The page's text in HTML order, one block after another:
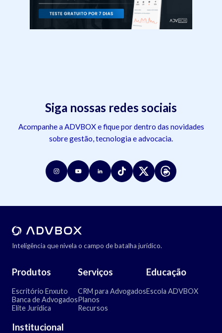
Siga nossas redes sociais
Acompanhe a ADVBOX e fique por dentro das novidades
sobre gestão, tecnologia e advocacia.
Inteligência que nivela o campo de batalha jurídico.
Produtos
Escritório Enxuto
Banca de Advogados
Elite Jurídica
Serviços
CRM para Advogados
Planos
Recursos
Educação
Escola ADVBOX
Institucional